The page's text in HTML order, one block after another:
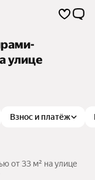
улице
Взнос и платёж
от 33 м² на улице